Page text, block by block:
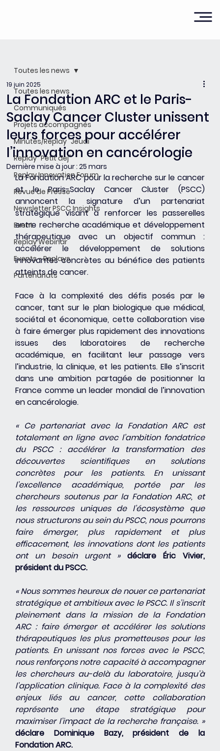
Toutes les news
Communiqués
Projets accompagnés
Minutes/Replay "Jeudi"
Replay "Petit dej"
Replay Innovation Forum
Revue de Presse
Newsletter PSCC Insights
Event
Replay Webinar
Events - Replays
Partenariats
Toutes les news
La Fondation ARC et le Paris-
Saclay Cancer Cluster unissent
leurs forces pour accélérer
l’innovation en cancérologie
19 juin 2025
Dernière mise à jour :25 mars
La Fondation ARC pour la recherche sur le cancer
et le Paris-Saclay Cancer Cluster (PSCC)
annoncent la signature d’un partenariat
stratégique visant à renforcer les passerelles
entre recherche académique et développement
thérapeutique avec un objectif commun :
accélérer le développement de solutions
innovantes concrètes au bénéfice des patients
atteints de cancer.
Face à la complexité des défis posés par le
cancer, tant sur le plan biologique que médical,
sociétal et économique, cette collaboration vise
à faire émerger plus rapidement des innovations
issues des laboratoires de recherche
académique, en facilitant leur passage vers
l’industrie, la clinique, et les patients. Elle s’inscrit
dans une ambition partagée de positionner la
France comme un leader mondial de l’innovation
en cancérologie.
« Ce partenariat avec la Fondation ARC est
totalement en ligne avec l’ambition fondatrice
du PSCC : accélérer la transformation des
découvertes scientifiques en solutions
concrètes pour les patients. En unissant
l’excellence académique, portée par les
chercheurs soutenus par la Fondation ARC, et
les ressources uniques de l’écosystème que
nous structurons au sein du PSCC, nous pourrons
faire émerger, plus rapidement et plus
efficacement, les innovations dont les patients
ont un besoin urgent » déclare Éric Vivier,
président du PSCC.
« Nous sommes heureux de nouer ce partenariat
stratégique et ambitieux avec le PSCC. Il s’inscrit
pleinement dans la mission de la Fondation
ARC : faire émerger et accélérer les solutions
thérapeutiques les plus prometteuses pour les
patients. En unissant nos forces avec le PSCC,
nous renforçons notre capacité à accompagner
les chercheurs au-delà du laboratoire, jusqu’à
l’application clinique. Face à la complexité des
enjeux liés au cancer, cette collaboration
représente une étape stratégique pour
maximiser l’impact de la recherche française. »
déclare Dominique Bazy, président de la
Fondation ARC.